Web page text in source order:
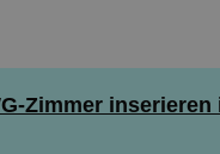
Zimmer